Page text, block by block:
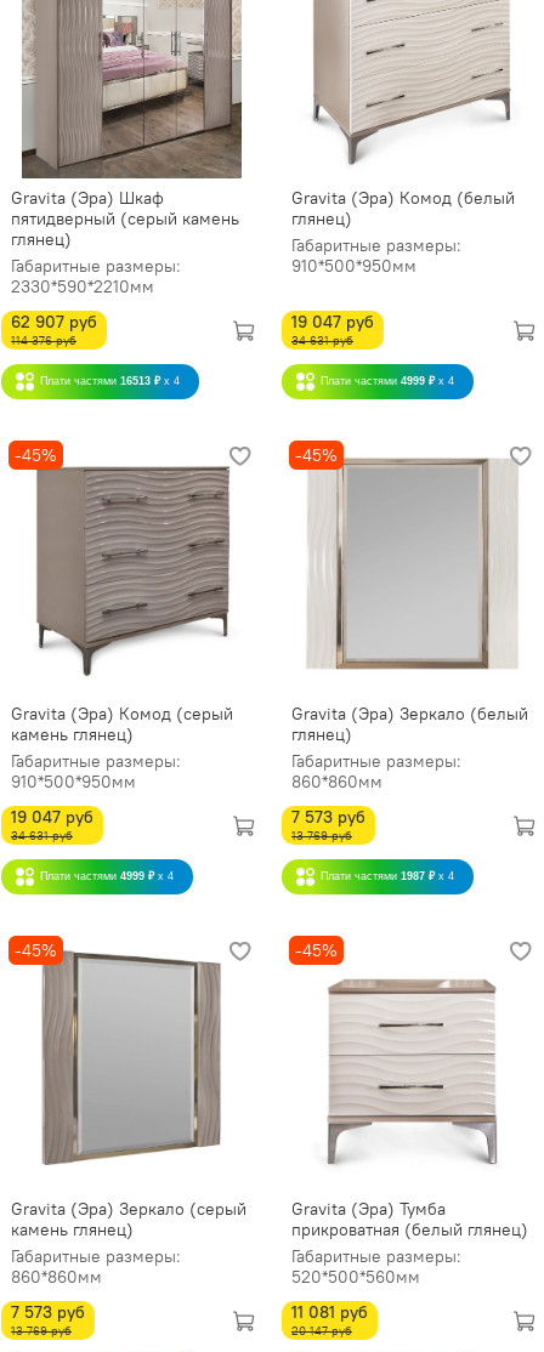
Gravita (Эра) Шкаф
пятидверный (серый камень
глянец)
Габаритные размеры:
2330*590*2210мм
62 907 руб
114 376 руб
Плати частями 16513 ₽ x 4
Gravita (Эра) Комод (белый
глянец)
Габаритные размеры:
910*500*950мм
19 047 руб
34 631 руб
Плати частями 4999 ₽ x 4
-45%
Gravita (Эра) Комод (серый
камень глянец)
Габаритные размеры:
910*500*950мм
19 047 руб
34 631 руб
Плати частями 4999 ₽ x 4
-45%
Gravita (Эра) Зеркало (белый
глянец)
Габаритные размеры:
860*860мм
7 573 руб
13 769 руб
Плати частями 1987 ₽ x 4
-45%
Gravita (Эра) Зеркало (серый
камень глянец)
Габаритные размеры:
860*860мм
7 573 руб
13 769 руб
-45%
Gravita (Эра) Тумба
прикроватная (белый глянец)
Габаритные размеры:
520*500*560мм
11 081 руб
20 147 руб